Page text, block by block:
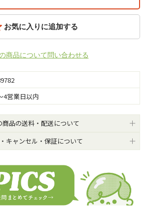
お気に入りに追加する
商品について問い合わせる
4営業日以内
商品の送料・配送について
キャンセル・保証について